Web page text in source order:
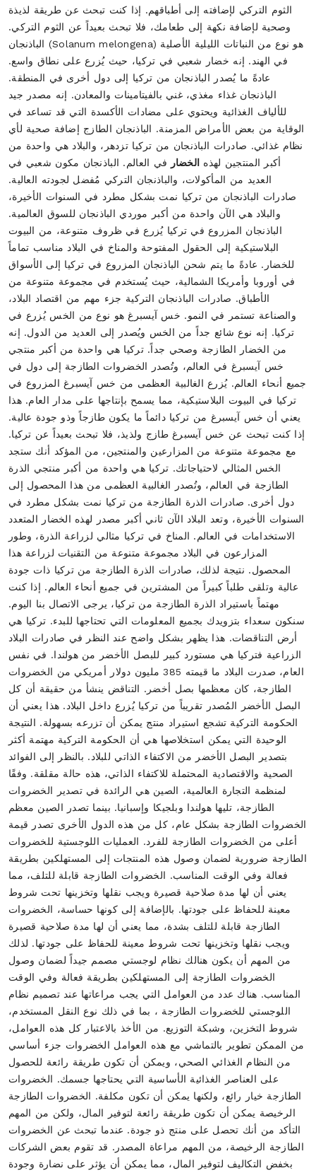
الخضار في العالم. الباذنجان مكون شعبي في
العديد من المأكولات، والباذنجان التركي مُفضل لجودته العالية.
صادرات الباذنجان من تركيا نمت بشكل مطرد في السنوات الأخيرة،
والبلاد هي الآن واحدة من أكبر موردي الباذنجان للسوق العالمية.
الباذنجان المزروع في تركيا يُزرع في ظروف متنوعة، من البيوت
البلاستيكية إلى الحقول المفتوحة والمناخ في البلاد مناسب تماماً
للخضار. عادةً ما يتم شحن الباذنجان المزروع في تركيا إلى الأسواق
في أوروبا وأمريكا الشمالية، حيث يُستخدم في مجموعة متنوعة من
الأطباق. صادرات الباذنجان التركية جزء مهم من اقتصاد البلاد،
والصناعة تستمر في النمو. خس آيسبرغ هو نوع من الخس يُزرع في
تركيا. إنه نوع شائع جداً من الخس ويُصدر إلى العديد من الدول. إنه
من الخضار الطازجة وصحي جداً. تركيا هي واحدة من أكبر منتجي
خس آيسبرغ في العالم، وتُصدر الخضروات الطازجة إلى دول في
جميع أنحاء العالم. يُزرع الغالبية العظمى من خس آيسبرغ المزروع في
تركيا في البيوت البلاستيكية، مما يسمح بإنتاجها على مدار العام. هذا
يعني أن خس آيسبرغ من تركيا دائماً ما يكون طازجاً وذو جودة عالية.
إذا كنت تبحث عن خس آيسبرغ طازج ولذيذ، فلا تبحث بعيداً عن تركيا.
مع مجموعة متنوعة من المزارعين والمنتجين، من المؤكد أنك ستجد
الخس المثالي لاحتياجاتك. تركيا هي واحدة من أكبر منتجي الذرة
الطازجة في العالم، وتُصدر الغالبية العظمى من هذا المحصول إلى
دول أخرى. صادرات الذرة الطازجة من تركيا نمت بشكل مطرد في
السنوات الأخيرة، وتعد البلاد الآن ثاني أكبر مصدر لهذه الخضار المتعدد
الاستخدامات في العالم. المناخ في تركيا مثالي لزراعة الذرة، وطور
المزارعون في البلاد مجموعة متنوعة من التقنيات لزراعة هذا
المحصول. نتيجة لذلك، صادرات الذرة الطازجة من تركيا ذات جودة
عالية وتلقى طلباً كبيراً من المشترين في جميع أنحاء العالم. إذا كنت
مهتماً باستيراد الذرة الطازجة من تركيا، يرجى الاتصال بنا اليوم.
سنكون سعداء بتزويدك بجميع المعلومات التي تحتاجها للبدء. تركيا هي
أرض التناقضات. هذا يظهر بشكل واضح عند النظر في صادرات البلاد
الزراعية فتركيا هي مستورد كبير للبصل الأخضر من هولندا. في نفس
العام، صدرت البلاد ما قيمته 385 مليون دولار أمريكي من الخضروات
الطازجة، كان معظمها بصل أخضر. التناقض ينشأ من حقيقة أن كل
البصل الأخضر المُصدر تقريباً من تركيا يُزرع داخل البلاد. هذا يعني أن
الحكومة التركية تشجع استيراد منتج يمكن أن تزرعه بسهولة. النتيجة
الوحيدة التي يمكن استخلاصها هي أن الحكومة التركية مهتمة أكثر
بتصدير البصل الأخضر من الاكتفاء الذاتي للبلاد. بالنظر إلى الفوائد
الصحية والاقتصادية المحتملة للاكتفاء الذاتي، هذه حالة مقلقة. وفقًا
لمنظمة التجارة العالمية، الصين هي الرائدة في تصدير الخضروات
الطازجة، تليها هولندا وبلجيكا وإسبانيا. بينما تصدر الصين معظم
الخضروات الطازجة بشكل عام، كل من هذه الدول الأخرى تصدر قيمة
أعلى من الخضروات الطازجة للفرد. العمليات اللوجستية للخضروات
الطازجة ضرورية لضمان وصول هذه المنتجات إلى المستهلكين بطريقة
فعالة وفي الوقت المناسب. الخضروات الطازجة قابلة للتلف، مما
يعني أن لها مدة صلاحية قصيرة ويجب نقلها وتخزينها تحت شروط
معينة للحفاظ على جودتها. بالإضافة إلى كونها حساسة، الخضروات
الطازجة قابلة للتلف بشدة، مما يعني أن لها مدة صلاحية قصيرة
ويجب نقلها وتخزينها تحت شروط معينة للحفاظ على جودتها. لذلك
من المهم أن يكون هنالك نظام لوجستي مصمم جيداً لضمان وصول
الخضروات الطازجة إلى المستهلكين بطريقة فعالة وفي الوقت
المناسب. هناك عدد من العوامل التي يجب مراعاتها عند تصميم نظام
اللوجستي للخضروات الطازجة ، بما في ذلك نوع النقل المستخدم،
شروط التخزين، وشبكة التوزيع. من الأخذ بالاعتبار كل هذه العوامل،
من الممكن تطوير بالتماشي مع هذه العوامل الخضروات جزء أساسي
من النظام الغذائي الصحي، ويمكن أن تكون طريقة رائعة للحصول
على العناصر الغذائية الأساسية التي يحتاجها جسمك. الخضروات
الطازجة خيار رائع، ولكنها يمكن أن تكون مكلفة. الخضروات الطازجة
الرخيصة يمكن أن تكون طريقة رائعة لتوفير المال، ولكن من المهم
التأكد من أنك تحصل على منتج ذو جودة. عندما تبحث عن الخضروات
الطازجة الرخيصة، من المهم مراعاة المصدر. قد تقوم بعض الشركات
بخفض التكاليف لتوفير المال، مما يمكن أن يؤثر على نضارة وجودة